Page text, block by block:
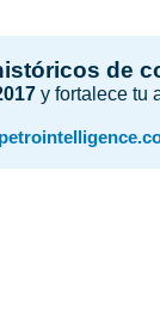
de
y fortalece tu